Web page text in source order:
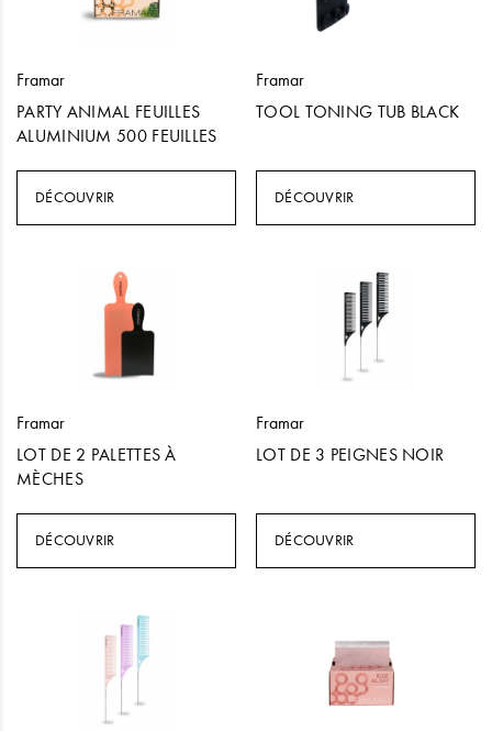
Framar
PARTY ANIMAL FEUILLES
ALUMINIUM 500 FEUILLES
DÉCOUVRIR
Framar
TOOL TONING TUB BLACK
DÉCOUVRIR
Framar
LOT DE 2 PALETTES À
MÈCHES
DÉCOUVRIR
Framar
LOT DE 3 PEIGNES NOIR
DÉCOUVRIR